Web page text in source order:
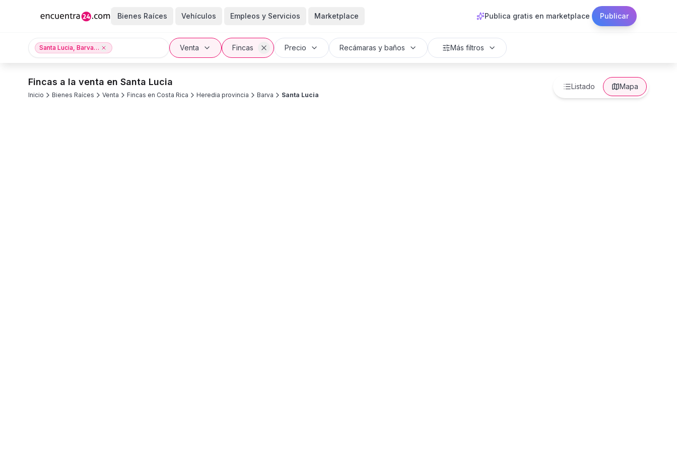
Bienes Raíces Vehículos Empleos y Servicios Marketplace Publica gratis en marketplace Publicar
Santa Lucia, Barva, Heredia provincia Venta Fincas Precio Recámaras y baños Más filtros
Fincas a la venta en Santa Lucia
Inicio Bienes Raíces Venta Fincas en Costa Rica Heredia provincia Barva Santa Lucia
Listado Mapa